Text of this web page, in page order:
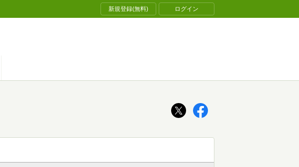
新規登録(無料) ログイン